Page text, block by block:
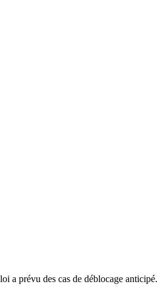
a prévu des cas de déblocage anticipé.